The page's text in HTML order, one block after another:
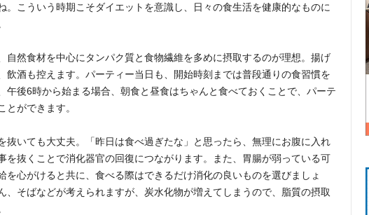
。こういう時期こそダイエットを意識し、日々の食生活を健康的なものに
自然食材を中心にタンパク質と食物繊維を多めに摂取するのが理想。揚げ
飲酒も控えます。パーティー当日も、開始時刻までは普段通りの食習慣を
午後6時から始まる場合、朝食と昼食はちゃんと食べておくことで、パーテ
とができます。
抜いても大丈夫。「昨日は食べ過ぎたな」と思ったら、無理にお腹に入れ
を抜くことで消化器官の回復につながります。また、胃腸が弱っている可
を心がけると共に、食べる際はできるだけ消化の良いものを選びましょ
、そばなどが考えられますが、炭水化物が増えてしまうので、脂質の摂取